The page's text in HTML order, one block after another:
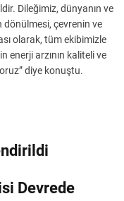
Dileğimiz, dünyanın ve
dönülmesi, çevrenin ve
olarak, tüm ekibimizle
enerji arzının kaliteli ve
diye konuştu.
Devrede